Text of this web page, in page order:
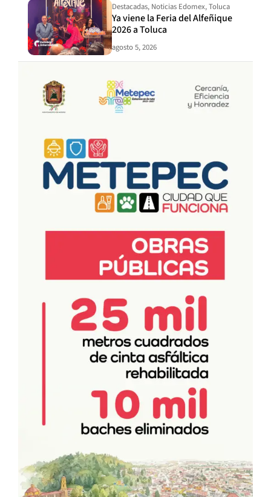
Destacadas, Noticias Edomex,Toluca
Ya viene la Feria del Alfeñique
2026 a Toluca
agosto 5, 2026